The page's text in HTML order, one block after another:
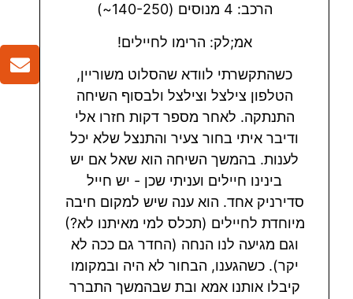
הרכב: 4 מנוסים (140-250~)
אמ;לק: הרימו לחיילים!
כשהתקשרתי לוודא שהסלוט משוריין,
הטלפון צילצל וצילצל ולבסוף השיחה
התנתקה. לאחר מספר דקות חזרו אלי
ודיבר איתי בחור צעיר והתנצל שלא יכל
לענות. בהמשך השיחה הוא שאל אם יש
בינינו חיילים ועניתי שכן - יש חייל
סדירניק אחד. הוא ענה שיש למקום חיבה
מיוחדת לחיילים (תכלס למי מאיתנו לא?)
וגם מגיעה לנו הנחה (החדר גם ככה לא
יקר). כשהגענו, הבחור לא היה ובמקומו
קיבלו אותנו אמא ובת שבהמשך התברר